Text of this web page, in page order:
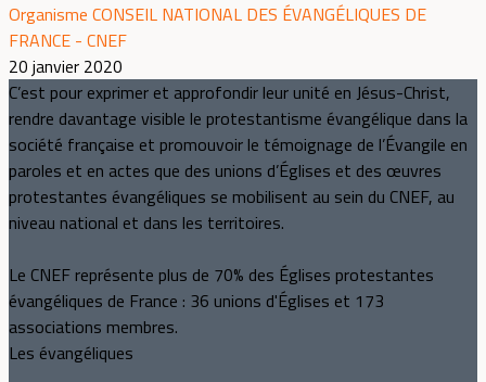
Organisme CONSEIL NATIONAL DES ÉVANGÉLIQUES DE
FRANCE - CNEF
20 janvier 2020
C’est pour exprimer et approfondir leur unité en Jésus-Christ,
rendre davantage visible le protestantisme évangélique dans la
société française et promouvoir le témoignage de l’Évangile en
paroles et en actes que des unions d’Églises et des œuvres
protestantes évangéliques se mobilisent au sein du CNEF, au
niveau national et dans les territoires.
Le CNEF représente plus de 70% des Églises protestantes
évangéliques de France : 36 unions d'Églises et 173
associations membres.
Les évangéliques